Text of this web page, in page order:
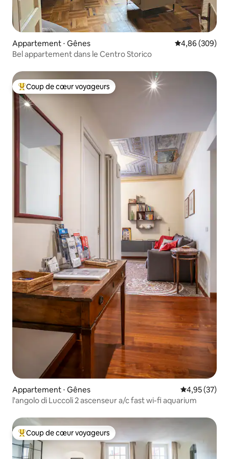
Appartement ⋅ Gênes Évaluation
4,86 (309)
Bel appartement dans le Centro Storico
Coups de cœur voyageurs les plus appréciés
Coup de cœur voyageurs
Appartement ⋅ Gênes Évaluation
4,95 (37)
l'angolo di Luccoli 2 ascenseur a/c fast wi-fi aquarium
Coups de cœur voyageurs les plus appréciés
Coup de cœur voyageurs